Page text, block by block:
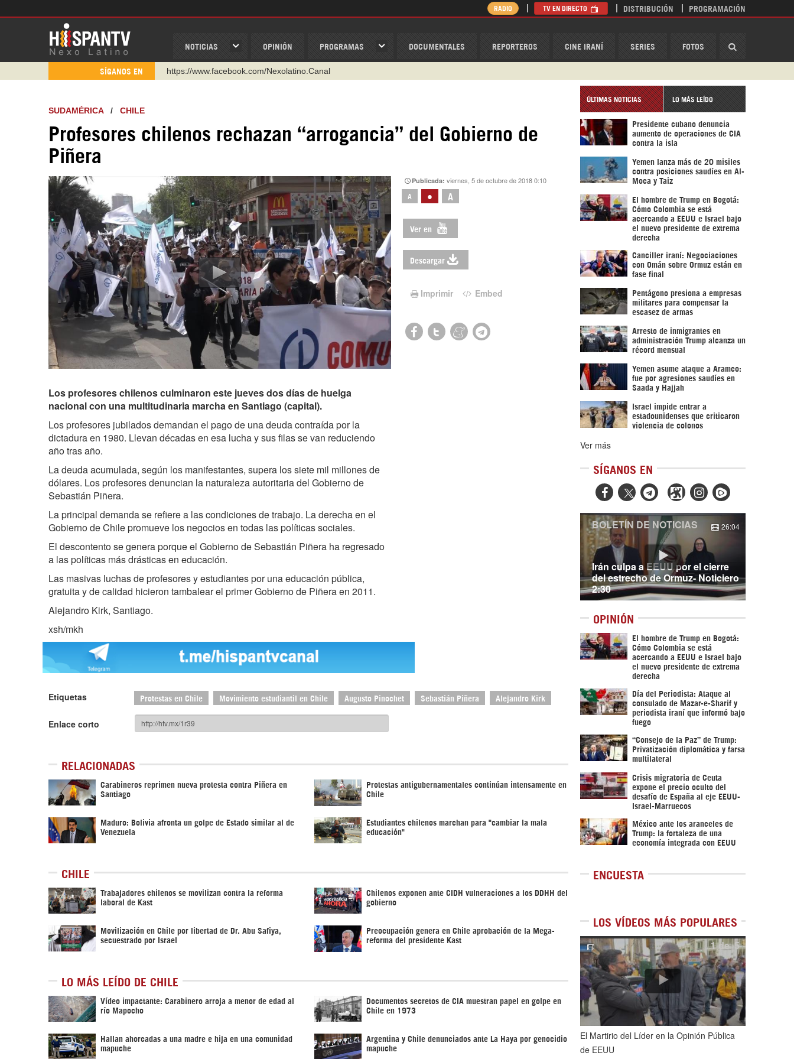
NOTICIAS OPINIÓN PROGRAMAS DOCUMENTALES REPORTEROS CINE IRANÍ SERIES FOTOS
RADIO TV EN DIRECTO DISTRIBUCIÓN PROGRAMACIÓN
SÍGANOS EN
https://www.facebook.com/Nexolatino.Canal
https://urmedium.com/c/hispantv
Instagram como: hispan_tv
SUDAMÉRICA/ CHILE
Profesores chilenos rechazan “arrogancia” del Gobierno de
Piñera
Publicada:viernes, 5 de octubre de 2018 0:10
A • A
Ver en
Descargar
Imprimir Embed
Los profesores chilenos culminaron este jueves dos días de huelga
nacional con una multitudinaria marcha en Santiago (capital).
Los profesores jubilados demandan el pago de una deuda contraída por la
dictadura en 1980. Llevan décadas en esa lucha y sus filas se van reduciendo
año tras año.
La deuda acumulada, según los manifestantes, supera los siete mil millones de
dólares. Los profesores denuncian la naturaleza autoritaria del Gobierno de
Sebastián Piñera.
La principal demanda se refiere a las condiciones de trabajo. La derecha en el
Gobierno de Chile promueve los negocios en todas las políticas sociales.
El descontento se genera porque el Gobierno de Sebastián Piñera ha regresado
a las políticas más drásticas en educación.
Las masivas luchas de profesores y estudiantes por una educación pública,
gratuita y de calidad hicieron tambalear el primer Gobierno de Piñera en 2011.
Alejandro Kirk, Santiago.
xsh/mkh
Etiquetas Protestas en Chile Movimiento estudiantil en Chile Augusto Pinochet Sebastián Piñera Alejandro Kirk
Enlace corto
RELACIONADAS
Carabineros reprimen nueva protesta contra Piñera en
Santiago
Protestas antigubernamentales continúan intensamente en
Chile
Maduro: Bolivia afronta un golpe de Estado similar al de
Venezuela
Estudiantes chilenos marchan para "cambiar la mala
educación"
CHILE
Trabajadores chilenos se movilizan contra la reforma
laboral de Kast
Chilenos exponen ante CIDH vulneraciones a los DDHH del
gobierno
Movilización en Chile por libertad de Dr. Abu Safiya,
secuestrado por Israel
Preocupación genera en Chile aprobación de la Mega-
reforma del presidente Kast
LO MÁS LEÍDO DE CHILE
Vídeo impactante: Carabinero arroja a menor de edad al
río Mapocho
Documentos secretos de CIA muestran papel en golpe en
Chile en 1973
Hallan ahorcadas a una madre e hija en una comunidad
mapuche
Argentina y Chile denunciados ante La Haya por genocidio
mapuche
ÚLTIMAS NOTICIAS LO MÁS LEÍDO
Presidente cubano denuncia
aumento de operaciones de CIA
contra la isla
Yemen lanza más de 20 misiles
contra posiciones saudíes en Al-
Moca y Taiz
El hombre de Trump en Bogotá:
Cómo Colombia se está
acercando a EEUU e Israel bajo
el nuevo presidente de extrema
derecha
Canciller iraní: Negociaciones
con Omán sobre Ormuz están en
fase final
Pentágono presiona a empresas
militares para compensar la
escasez de armas
Arresto de inmigrantes en
administración Trump alcanza un
récord mensual
Yemen asume ataque a Aramco:
fue por agresiones saudíes en
Saada y Hajjah
Israel impide entrar a
estadounidenses que criticaron
violencia de colonos
Ver más
SÍGANOS EN
  
Irán culpa a EEUU por el cierre
del estrecho de Ormuz- Noticiero
2:30
BOLETÍN DE NOTICIAS 26:04
OPINIÓN
El hombre de Trump en Bogotá:
Cómo Colombia se está
acercando a EEUU e Israel bajo
el nuevo presidente de extrema
derecha
Día del Periodista: Ataque al
consulado de Mazar-e-Sharif y
periodista iraní que informó bajo
fuego
“Consejo de la Paz” de Trump:
Privatización diplomática y farsa
multilateral
Crisis migratoria de Ceuta
expone el precio oculto del
desafío de España al eje EEUU-
Israel-Marruecos
México ante los aranceles de
Trump: la fortaleza de una
economía integrada con EEUU
ENCUESTA
LOS VÍDEOS MÁS POPULARES
1de5
El Martirio del Líder en la Opinión Pública
de EEUU